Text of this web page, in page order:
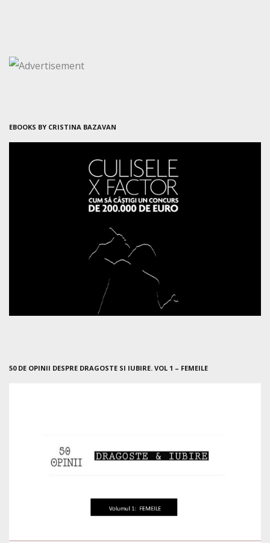
EBOOKS BY CRISTINA BAZAVAN
50 DE OPINII DESPRE DRAGOSTE SI IUBIRE. VOL 1 – FEMEILE